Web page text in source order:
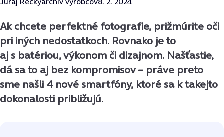
Ak chcete perfektné fotografie, prižmúrite oči
pri iných nedostatkoch. Rovnako je to
aj s batériou, výkonom či dizajnom. Našťastie,
dá sa to aj bez kompromisov – práve preto
sme našli 4 nové smartfóny, ktoré sa k takejto
dokonalosti približujú.